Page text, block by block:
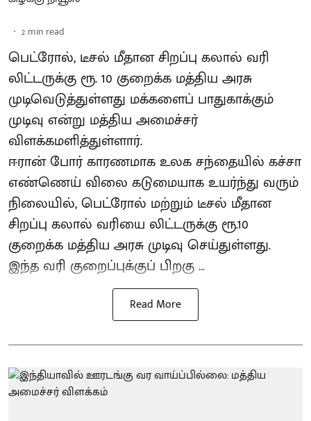
2 min read
பெட்ரோல், டீசல் மீதான சிறப்பு கலால் வரி
லிட்டருக்கு ரூ. 10 குறைக்க மத்திய அரசு
முடிவெடுத்துள்ளது மக்களைப் பாதுகாக்கும்
முடிவு என்று மத்திய அமைச்சர்
விளக்கமளித்துள்ளார்.
ஈரான் போர் காரணமாக உலக சந்தையில் கச்சா
எண்ணெய் விலை கடுமையாக உயர்ந்து வரும்
நிலையில், பெட்ரோல் மற்றும் டீசல் மீதான
சிறப்பு கலால் வரியை லிட்டருக்கு ரூ.10
குறைக்க மத்திய அரசு முடிவு செய்துள்ளது.
இந்த வரி குறைப்புக்குப் பிறகு ...
Read More